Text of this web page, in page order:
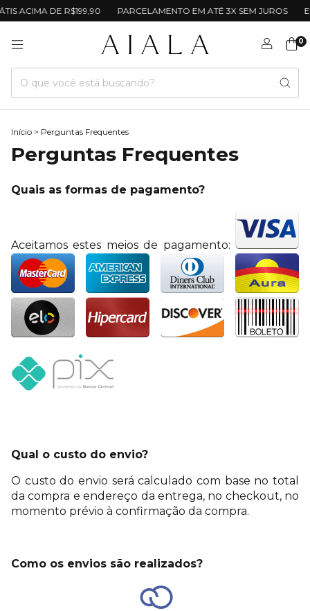
ACIMA DE R$199,90 PARCELAMENTO EM ATÉ 3X SEM JUROS
0
Início > Perguntas Frequentes
Perguntas Frequentes
Quais as formas de pagamento?
Aceitamos estes meios de pagamento:
Qual o custo do envio?
O custo do envio será calculado com base no total
da compra e endereço da entrega, no checkout, no
momento prévio à confirmação da compra.
Como os envios são realizados?